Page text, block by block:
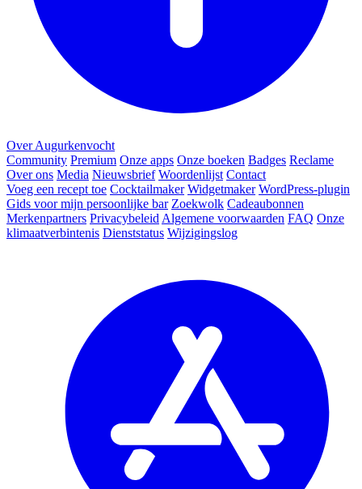
Over Augurkenvocht
Community Premium Onze apps Onze boeken Badges Reclame
Over ons Media Nieuwsbrief Woordenlijst Contact
Voeg een recept toe Cocktailmaker Widgetmaker WordPress-plugin
Gids voor mijn persoonlijke bar Zoekwolk Cadeaubonnen
Merkenpartners Privacybeleid Algemene voorwaarden FAQ Onze
klimaatverbintenis Dienststatus Wijzigingslog